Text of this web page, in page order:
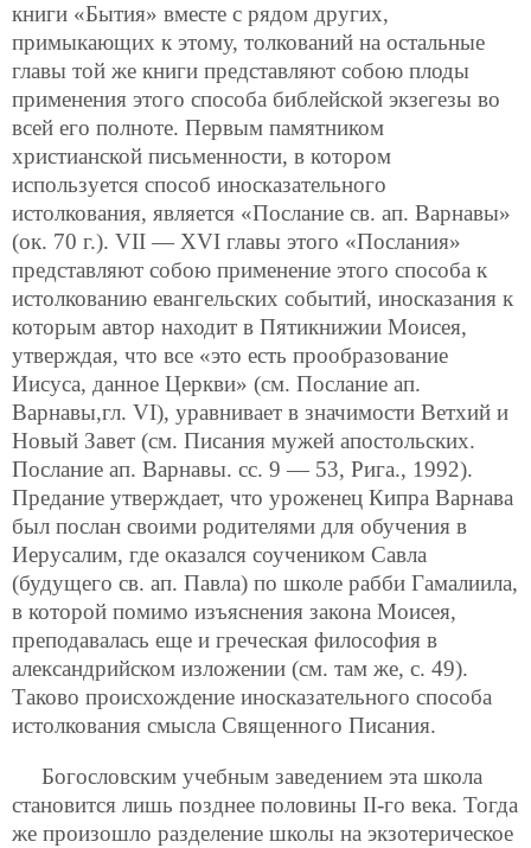
книги «Бытия» вместе с рядом других,
примыкающих к этому, толкований на остальные
главы той же книги представляют собою плоды
применения этого способа библейской экзегезы во
всей его полноте. Первым памятником
христианской письменности, в котором
используется способ иносказательного
истолкования, является «Послание св. ап. Варнавы»
(ок. 70 г.). VII — XVI главы этого «Послания»
представляют собою применение этого способа к
истолкованию евангельских событий, иносказания к
которым автор находит в Пятикнижии Моисея,
утверждая, что все «это есть прообразование
Иисуса, данное Церкви» (см. Послание ап.
Варнавы,гл. VI), уравнивает в значимости Ветхий и
Новый Завет (см. Писания мужей апостольских.
Послание ап. Варнавы. cc. 9 — 53, Рига., 1992).
Предание утверждает, что уроженец Кипра Варнава
был послан своими родителями для обучения в
Иерусалим, где оказался соучеником Савла
(будущего св. ап. Павла) по школе рабби Гамалиила,
в которой помимо изъяснения закона Моисея,
преподавалась еще и греческая философия в
александрийском изложении (см. там же, с. 49).
Таково происхождение иносказательного способа
истолкования смысла Священного Писания.
Богословским учебным заведением эта школа
становится лишь позднее половины II-го века. Тогда
же произошло разделение школы на экзотерическое